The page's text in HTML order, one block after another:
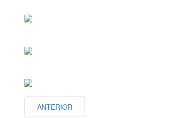
ANTERIOR